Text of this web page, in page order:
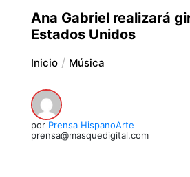
Ana Gabriel realizará
Estados Unidos
Inicio Música
por Prensa HispanoArte
prensa@masquedigital.com